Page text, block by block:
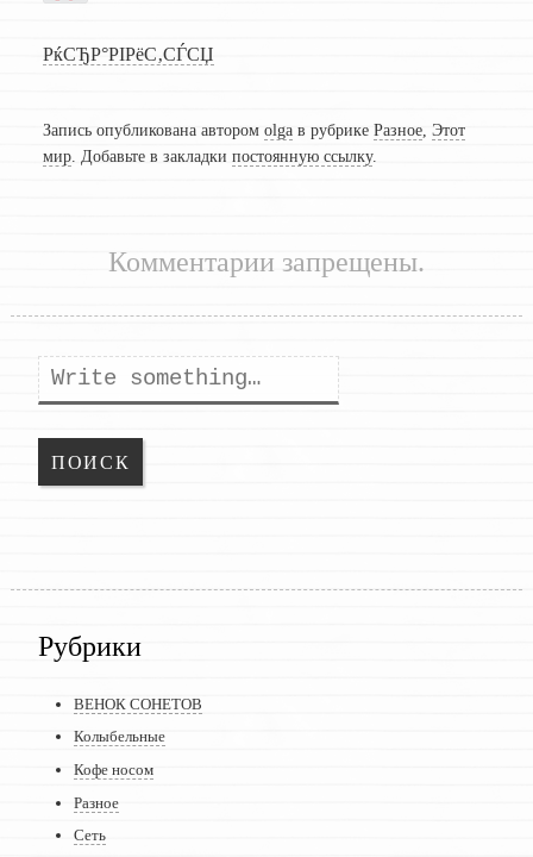
РќСЂР°РІРёС‚СЃСЏ
Запись опубликована автором olgaв рубрике Разное, Этот
мир. Добавьте в закладки постоянную ссылку.
Комментарии запрещены.
Поиск
Рубрики
ВЕНОК СОНЕТОВ
Колыбельные
Кофе носом
Разное
Сеть